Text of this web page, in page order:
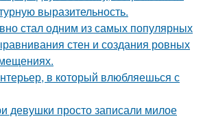
выразительность.
стал одним из самых популярных
стен и создания ровных
в который влюбляешься с
девушки просто записали милое